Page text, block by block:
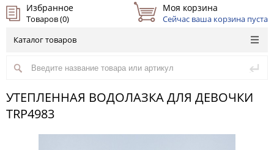
Избранное
Товаров (0)
Моя корзина
Сейчас ваша корзина пуста
Каталог товаров
УТЕПЛЕННАЯ ВОДОЛАЗКА ДЛЯ ДЕВОЧКИ
TRP4983